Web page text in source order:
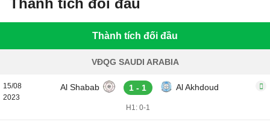
Thành tích đối đầu
Thành tích đối đầu
VĐQG SAUDI ARABIA
15/08
2023
Al Shabab 1 - 1 Al Akhdoud
H1: 0-1